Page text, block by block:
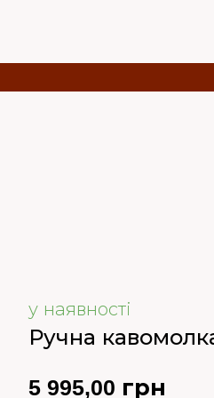
у наявності
Ручна
5 995,00 грн